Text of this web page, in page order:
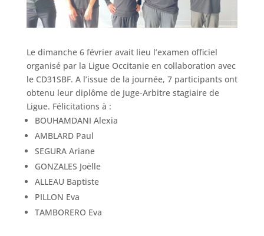
Le dimanche 6 février avait lieu l’examen officiel
organisé par la Ligue Occitanie en collaboration avec
le CD31SBF. A l’issue de la journée, 7 participants ont
obtenu leur diplôme de Juge-Arbitre stagiaire de
Ligue. Félicitations à :
BOUHAMDANI Alexia
AMBLARD Paul
SEGURA Ariane
GONZALES Joëlle
ALLEAU Baptiste
PILLON Eva
TAMBORERO Eva